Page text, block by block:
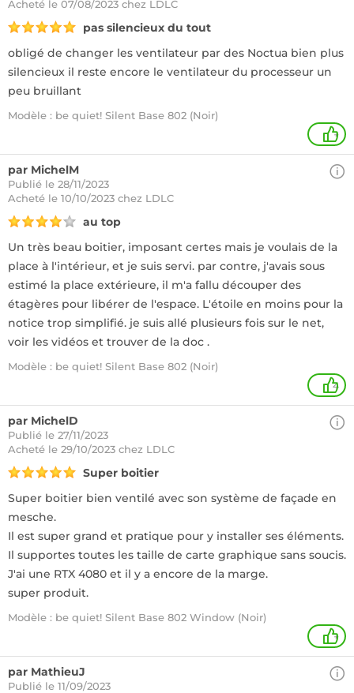
Acheté le 07/08/2023 chez LDLC
pas silencieux du tout
obligé de changer les ventilateur par des Noctua bien plus
silencieux il reste encore le ventilateur du processeur un
peu bruillant
Modèle : be quiet! Silent Base 802 (Noir)
+
par MichelM
Publié le 28/11/2023
Acheté le 10/10/2023 chez LDLC
au top
Un très beau boitier, imposant certes mais je voulais de la
place à l'intérieur, et je suis servi. par contre, j'avais sous
estimé la place extérieure, il m'a fallu découper des
étagères pour libérer de l'espace. L'étoile en moins pour la
notice trop simplifié. je suis allé plusieurs fois sur le net,
voir les vidéos et trouver de la doc .
Modèle : be quiet! Silent Base 802 (Noir)
4
par MichelD
Publié le 27/11/2023
Acheté le 29/10/2023 chez LDLC
Super boitier
Super boitier bien ventilé avec son système de façade en
mesche.
Il est super grand et pratique pour y installer ses éléments.
Il supportes toutes les taille de carte graphique sans soucis.
J'ai une RTX 4080 et il y a encore de la marge.
super produit.
Modèle : be quiet! Silent Base 802 Window (Noir)
+
par MathieuJ
Publié le 11/09/2023